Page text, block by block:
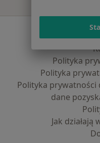
Polityka
Polityka
Polityka
dane
Jak